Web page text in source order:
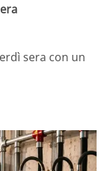
sera con un